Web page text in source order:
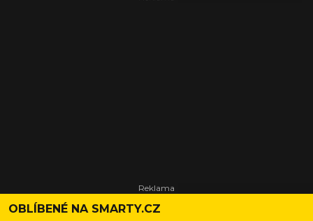
OBLÍBENÉ NA SMARTY.CZ